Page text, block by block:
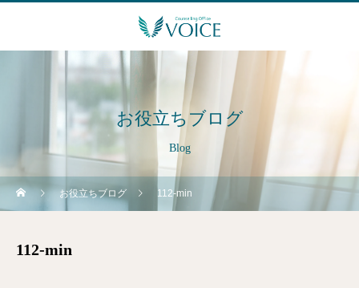
お役立ちブログ
Blog
お役立ちブログ 112-min
112-min